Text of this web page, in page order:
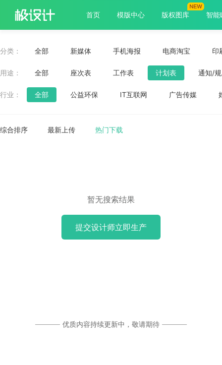
首页 模版中心 版权图库 智能
分类 ： 全部 新媒体 手机海报 电商淘宝 印
用途 ： 全部 座次表 工作表 计划表 通知/
行业 ： 全部 公益环保 IT互联网 广告传媒
综合排序 最新上传 热门下载
暂无搜索结果
提交设计师立即生产
优质内容持续更新中，敬请期待